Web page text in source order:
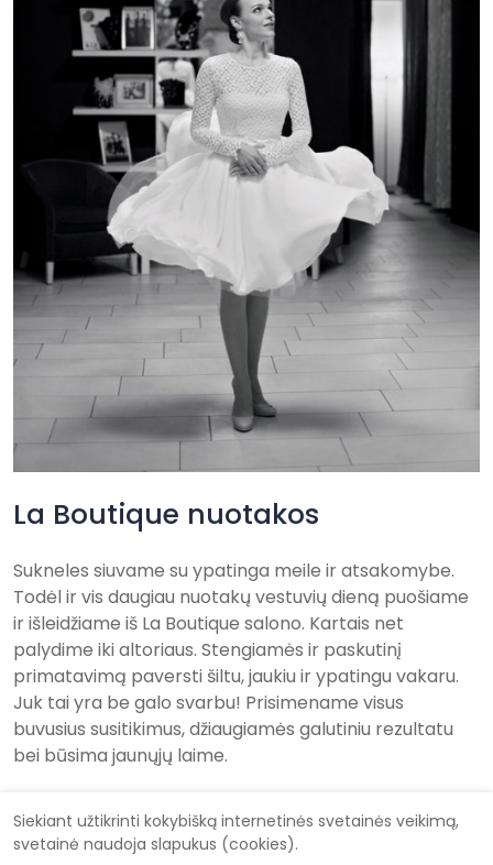
La Boutique nuotakos
Sukneles siuvame su ypatinga meile ir atsakomybe.
Todėl ir vis daugiau nuotakų vestuvių dieną puošiame
ir išleidžiame iš La Boutique salono. Kartais net
palydime iki altoriaus. Stengiamės ir paskutinį
primatavimą paversti šiltu, jaukiu ir ypatingu vakaru.
Juk tai yra be galo svarbu! Prisimename visus
buvusius susitikimus, džiaugiamės galutiniu rezultatu
bei būsima jaunųjų laime.
Siekiant užtikrinti kokybišką internetinės svetainės veikimą,
svetainė naudoja slapukus (cookies).